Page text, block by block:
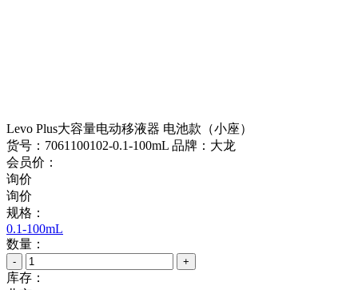
Levo Plus大容量电动移液器 电池款（小座）
货号：7061100102-0.1-100mL 品牌：大龙
会员价：
询价
询价
规格：
0.1-100mL
数量：
- +
库存：